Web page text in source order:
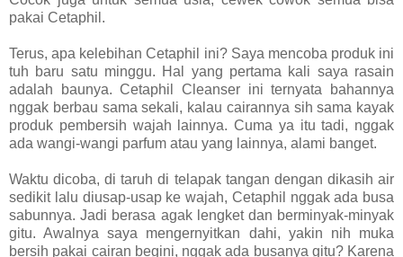
pakai Cetaphil.
Terus, apa kelebihan Cetaphil ini? Saya mencoba produk ini
tuh baru satu minggu. Hal yang pertama kali saya rasain
adalah baunya. Cetaphil Cleanser ini ternyata bahannya
nggak berbau sama sekali, kalau cairannya sih sama kayak
produk pembersih wajah lainnya. Cuma ya itu tadi, nggak
ada wangi-wangi parfum atau yang lainnya, alami banget.
Waktu dicoba, di taruh di telapak tangan dengan dikasih air
sedikit lalu diusap-usap ke wajah, Cetaphil nggak ada busa
sabunnya. Jadi berasa agak lengket dan berminyak-minyak
gitu. Awalnya saya mengernyitkan dahi, yakin nih muka
bersih pakai cairan begini, nggak ada busanya gitu? Karena